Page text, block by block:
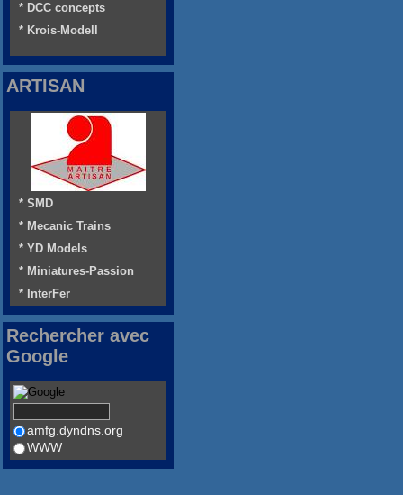
* DCC concepts
* Krois-Modell
ARTISAN
* SMD
* Mecanic Trains
* YD Models
* Miniatures-Passion
* InterFer
Rechercher avec
Google
amfg.dyndns.org
WWW